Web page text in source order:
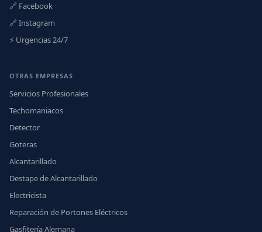
🔗 Facebook
🔗 Instagram
⚡ Urgencias 24/7
OTRAS EMPRESAS
Servicios Profesionales
Techomaniacos
Detector
Goteras
Alcantarillado
Destape de Alcantarillado
Electricista
Reparación de Portones Eléctricos
Gasfitería Alemana